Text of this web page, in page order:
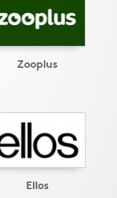
Zooplus
Ellos